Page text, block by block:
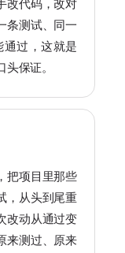
改代码，改对
条测试、同一
过，这就是
保证。
把项目里那些
，从头到尾重
改动从通过变
来测过、原来